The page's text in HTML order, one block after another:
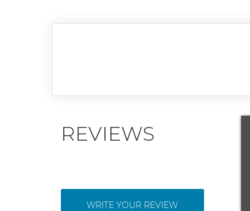
REVIEWS
WRITE YOUR REVIEW